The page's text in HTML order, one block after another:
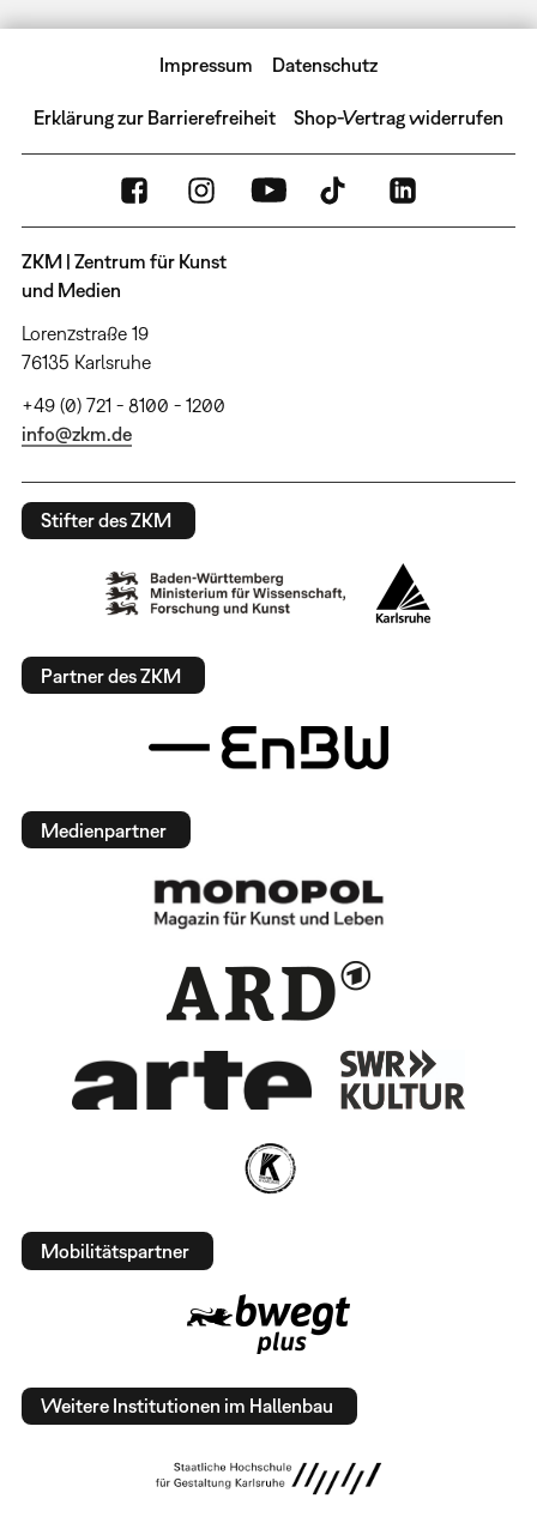
Impressum Datenschutz
Erklärung zur Barrierefreiheit Shop-Vertrag widerrufen
ZKM | Zentrum für Kunst
und Medien
Lorenzstraße 19
76135 Karlsruhe
+49 (0) 721 - 8100 - 1200
info@zkm.de
Stifter des ZKM
Partner des ZKM
Medienpartner
Mobilitätspartner
Weitere Institutionen im Hallenbau